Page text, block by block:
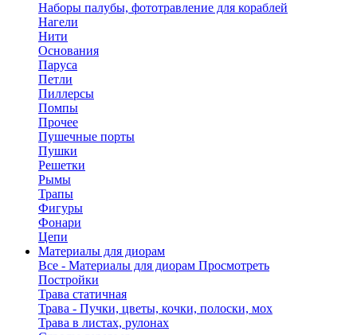
Наборы палубы, фототравление для кораблей
Нагели
Нити
Основания
Паруса
Петли
Пиллерсы
Помпы
Прочее
Пушечные порты
Пушки
Решетки
Рымы
Трапы
Фигуры
Фонари
Цепи
Материалы для диорам
Все - Материалы для диорам Просмотреть
Постройки
Трава статичная
Трава - Пучки, цветы, кочки, полоски, мох
Трава в листах, рулонах